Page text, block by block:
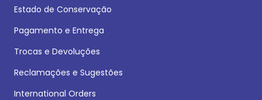
Estado de Conservação
Pagamento e Entrega
Trocas e Devoluções
Reclamações e Sugestões
International Orders